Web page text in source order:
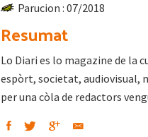
Parucion : 07/2018
Resumat
Lo Diari es lo magazine de la
espòrt, societat, audiovisual,
per una còla de redactors